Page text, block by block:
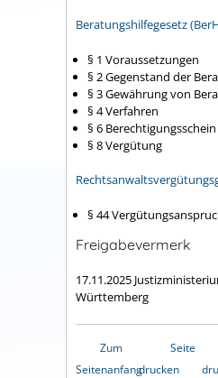
Beratungshilfegesetz
§ 1 Voraussetzungen
§ 2 Gegenstand der
§ 3 Gewährung von
§ 4 Verfahren
§ 6 Berechtigungsschein
§ 8 Vergütung
§ 44
Freigabevermerk
17.11.2025
Württemberg
Zum
Seitenanfang
Seite
drucken